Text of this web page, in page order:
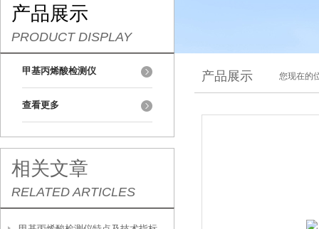
产品展示
PRODUCT DISPLAY
甲基丙烯酸检测仪
查看更多
相关文章
RELATED ARTICLES
产品展示 您现在的